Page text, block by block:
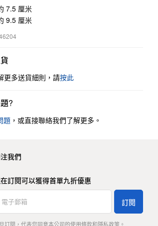
7.5 厘米
9.5 厘米
更多送貨細則，請按此
?
題 ，或直接聯絡我們了解更多。
我們
訂閱可以獲得首單九折優惠
訂閱
訂閱，代表您同意本公司的使用條款和隱私政策。